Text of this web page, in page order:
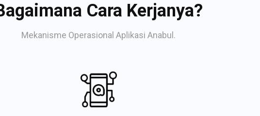
Cara Kerjanya?
Mekanisme Operasional Aplikasi Anabul.